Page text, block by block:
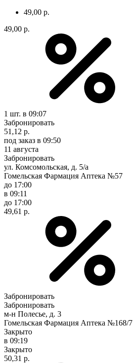
49,00 р.
49,00 р.
1 шт. в 09:07
Забронировать
51,12 р.
под заказ в 09:50
11 августа
Забронировать
ул. Комсомольская, д. 5/а
Гомельская Фармация Аптека №57
до 17:00
в 09:11
до 17:00
49,61 р.
Забронировать
Забронировать
м-н Полесье, д. 3
Гомельская Фармация Аптека №168/7
Закрыто
в 09:19
Закрыто
50,31 р.